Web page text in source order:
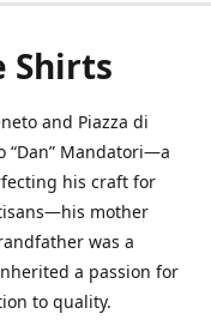
Shirts
and Piazza di
“Dan” Mandatori—a
his craft for
mother
was a
a passion for
to quality.